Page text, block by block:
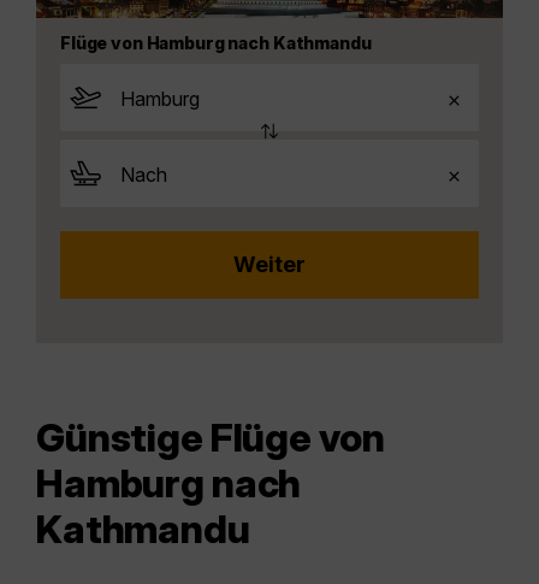
Flüge von Hamburg nach Kathmandu
Günstige Flüge von
Hamburg nach
Kathmandu